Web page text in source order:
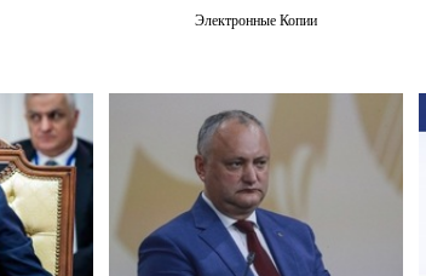
Электронные Копии